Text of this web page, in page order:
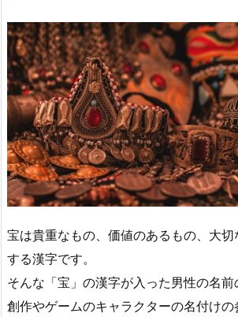
宝は貴重なもの、価値のあるもの、大
する漢字です。
そんな「宝」の漢字が入った男性の名前
創作やゲームのキャラクターの名付け